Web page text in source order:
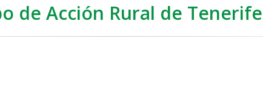
de Acción Rural de Tenerife